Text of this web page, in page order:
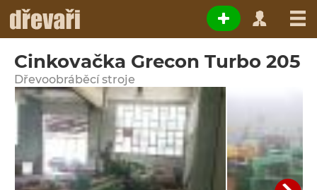
Cinkovačka Grecon Turbo 205
Dřevoobráběcí stroje